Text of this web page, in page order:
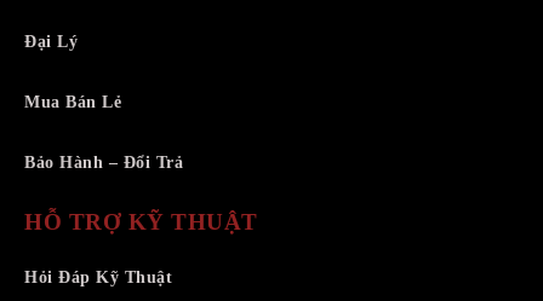
Đại Lý
Mua Bán Lẻ
Bảo Hành – Đổi Trả
HỖ TRỢ KỸ THUẬT
Hỏi Đáp Kỹ Thuật